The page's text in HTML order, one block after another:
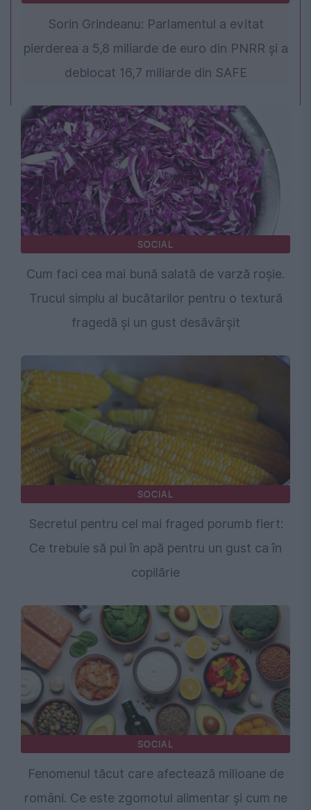
Sorin Grindeanu: Parlamentul a evitat
pierderea a 5,8 miliarde de euro din PNRR și a
deblocat 16,7 miliarde din SAFE
SOCIAL
Cum faci cea mai bună salată de varză roșie.
Trucul simplu al bucătarilor pentru o textură
fragedă și un gust desăvârșit
SOCIAL
Secretul pentru cel mai fraged porumb fiert:
Ce trebuie să pui în apă pentru un gust ca în
copilărie
SOCIAL
Fenomenul tăcut care afectează milioane de
români. Ce este zgomotul alimentar și cum ne